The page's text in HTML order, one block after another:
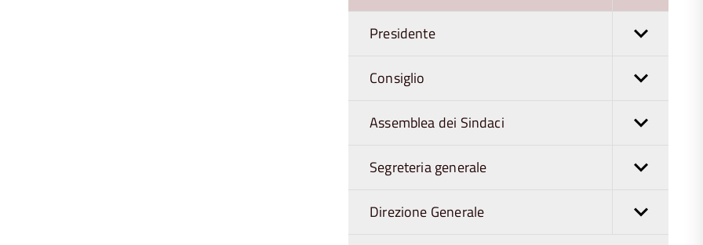
Presidente
Consiglio
Assemblea dei Sindaci
Segreteria generale
Direzione Generale